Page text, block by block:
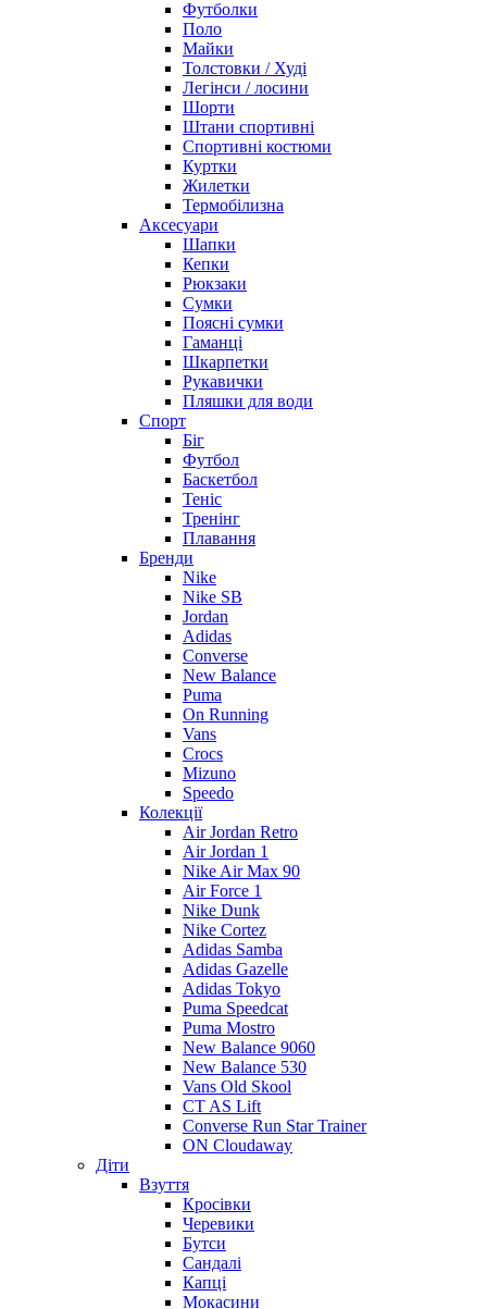
Футболки
Поло
Майки
Толстовки / Худі
Легінси / лосини
Шорти
Штани спортивні
Спортивні костюми
Куртки
Жилетки
Термобілизна
Аксесуари
Шапки
Кепки
Рюкзаки
Сумки
Поясні сумки
Гаманці
Шкарпетки
Рукавички
Пляшки для води
Спорт
Біг
Футбол
Баскетбол
Теніс
Тренінг
Плавання
Бренди
Nike
Nike SB
Jordan
Adidas
Converse
New Balance
Puma
On Running
Vans
Crocs
Mizuno
Speedo
Колекції
Air Jordan Retro
Air Jordan 1
Nike Air Max 90
Air Force 1
Nike Dunk
Nike Cortez
Adidas Samba
Adidas Gazelle
Adidas Tokyo
Puma Speedcat
Puma Mostro
New Balance 9060
New Balance 530
Vans Old Skool
CT AS Lift
Converse Run Star Trainer
ON Cloudaway
Діти
Взуття
Кросівки
Черевики
Бутси
Сандалі
Капці
Мокасини